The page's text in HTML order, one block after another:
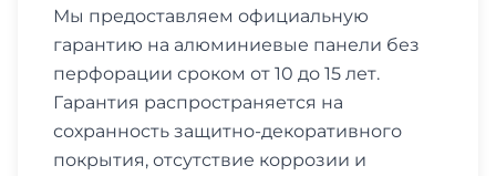
Мы предоставляем официальную
гарантию на алюминиевые панели без
перфорации сроком от 10 до 15 лет.
Гарантия распространяется на
сохранность защитно-декоративного
покрытия, отсутствие коррозии и